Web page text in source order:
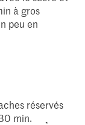
à gros
peu en
réservés
min.